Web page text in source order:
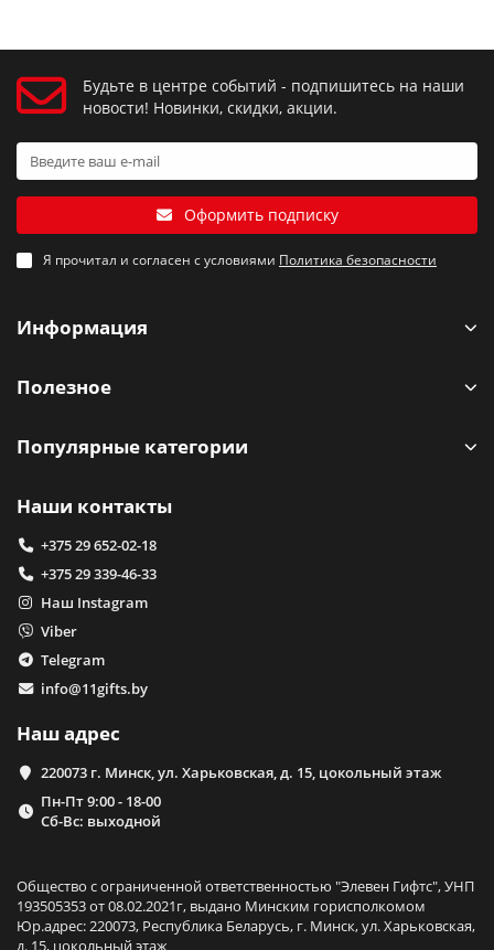
Будьте в центре событий - подпишитесь на наши
новости! Новинки, скидки, акции.
Оформить подписку
Я прочитал и согласен с условиями Политика безопасности
Информация
Полезное
Популярные категории
Наши контакты
+375 29 652-02-18
+375 29 339-46-33
Наш Instagram
Viber
Telegram
info@11gifts.by
Наш адрес
220073 г. Минск, ул. Харьковская, д. 15, цокольный этаж
Пн-Пт 9:00 - 18-00
Сб-Вс: выходной
Общество с ограниченной ответственностью "Элевен Гифтс", УНП
193505353 от 08.02.2021г, выдано Минским горисполкомом
Юр.адрес: 220073, Республика Беларусь, г. Минск, ул. Харьковская,
д. 15, цокольный этаж